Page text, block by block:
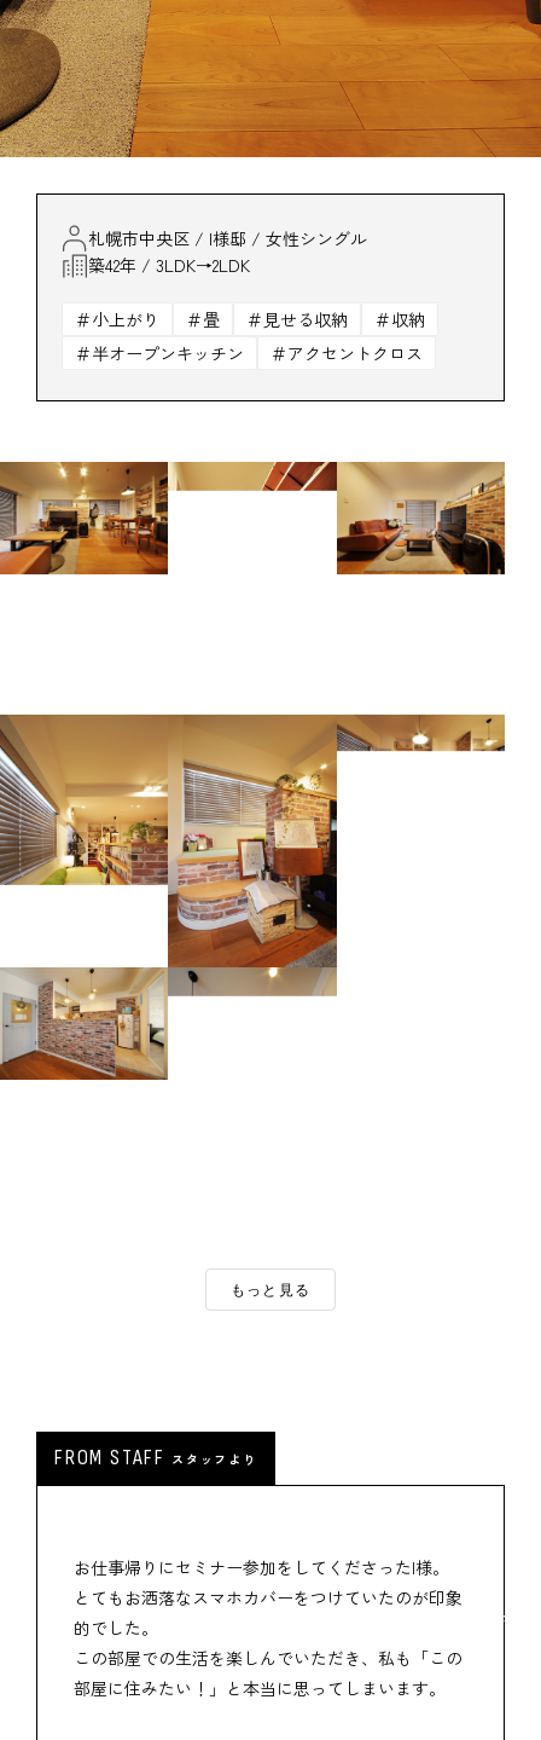
札幌市中央区 / I様邸 / 女性シングル
築42年 / 3LDK→2LDK
小上がり 畳 見せる収納
収納
半オープンキッチン
アクセントクロス
もっと見る
FROM STAFF スタッフより
お仕事帰りにセミナー参加をしてくださったI様。
とてもお洒落なスマホカバーをつけていたのが印象
的でした。
この部屋での生活を楽しんでいただき、私も「この
部屋に住みたい！」と本当に思ってしまいます。
M+スタッフ